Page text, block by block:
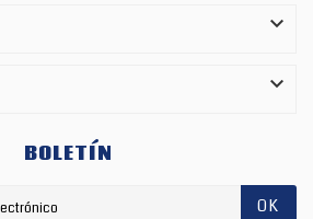


BOLETÍN
OK